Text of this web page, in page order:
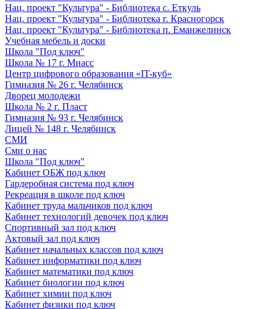
Нац. проект "Культура" - Библиотека с. Еткуль
Нац. проект "Культура" - Библиотека г. Красногорск
Нац. проект "Культура" - Библиотека п. Еманжелинск
Учебная мебель и доски
Школа "Под ключ"
Школа № 17 г. Миасс
Центр цифрового образования «IT-куб»
Гимназия № 26 г. Челябинск
Дворец молодежи
Школа № 2 г. Пласт
Гимназия № 93 г. Челябинск
Лицей № 148 г. Челябинск
СМИ
Сми о нас
Школа "Под ключ"
Кабинет ОБЖ под ключ
Гардеробная система под ключ
Рекреация в школе под ключ
Кабинет труда мальчиков под ключ
Кабинет технологий девочек под ключ
Спортивный зал под ключ
Актовый зал под ключ
Кабинет начальных классов под ключ
Кабинет информатики под ключ
Кабинет математики под ключ
Кабинет биологии под ключ
Кабинет химии под ключ
Кабинет физики под ключ